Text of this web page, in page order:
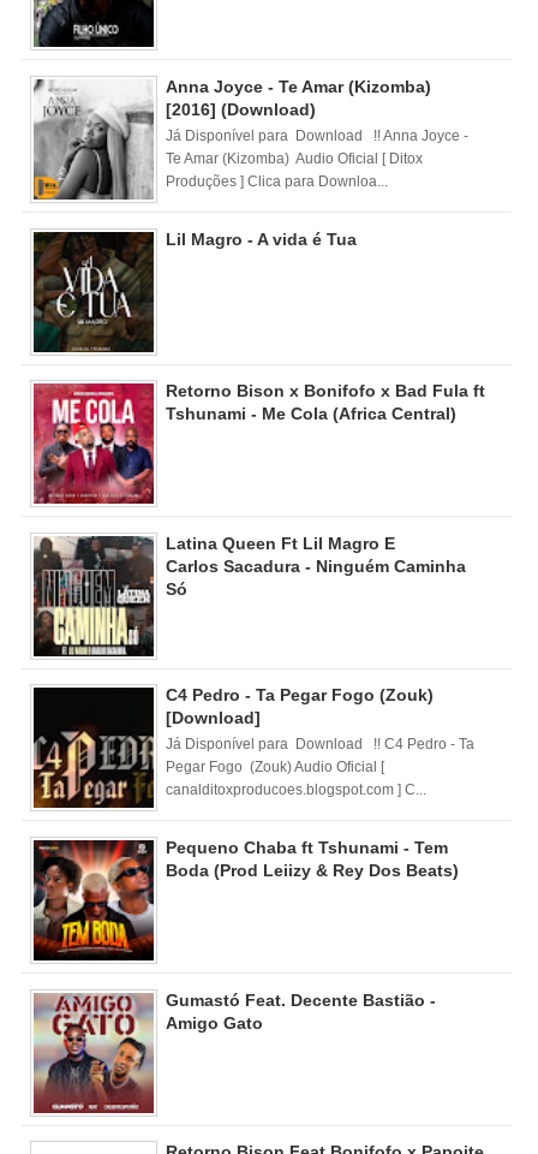
Anna Joyce - Te Amar (Kizomba)
[2016] (Download)
Já Disponível para Download !! Anna Joyce -
Te Amar (Kizomba) Audio Oficial [ Ditox
Produções ] Clica para Downloa...
Lil Magro - A vida é Tua
Retorno Bison x Bonifofo x Bad Fula ft
Tshunami - Me Cola (Africa Central)
Latina Queen Ft Lil Magro E
Carlos Sacadura - Ninguém Caminha
Só
C4 Pedro - Ta Pegar Fogo (Zouk)
[Download]
Já Disponível para Download !! C4 Pedro - Ta
Pegar Fogo (Zouk) Audio Oficial [
canalditoxproducoes.blogspot.com ] C...
Pequeno Chaba ft Tshunami - Tem
Boda (Prod Leiizy & Rey Dos Beats)
Gumastó Feat. Decente Bastião -
Amigo Gato